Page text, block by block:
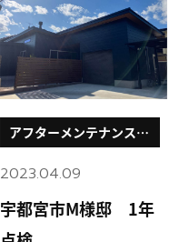
宇都宮市M様邸 1年
アフターメンテナンスブ
2023.04.09